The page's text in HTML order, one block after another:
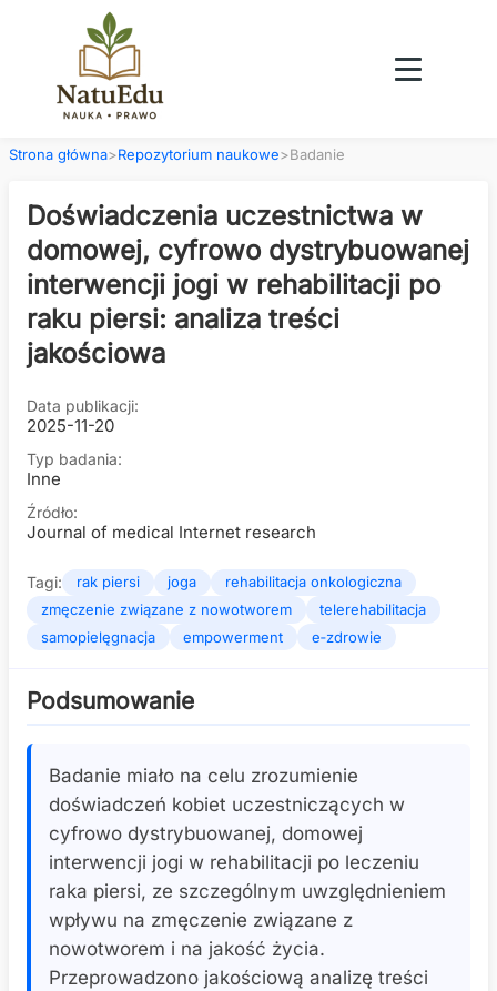
Strona główna>Repozytorium naukowe>Badanie
Doświadczenia uczestnictwa w
domowej, cyfrowo dystrybuowanej
interwencji jogi w rehabilitacji po
raku piersi: analiza treści
jakościowa
Data publikacji:
2025-11-20
Typ badania:
Inne
Źródło:
Journal of medical Internet research
Tagi: rak piersi joga
rehabilitacja onkologiczna
zmęczenie związane z nowotworem
telerehabilitacja
samopielęgnacja
empowerment e‑zdrowie
Podsumowanie
Badanie miało na celu zrozumienie
doświadczeń kobiet uczestniczących w
cyfrowo dystrybuowanej, domowej
interwencji jogi w rehabilitacji po leczeniu
raka piersi, ze szczególnym uwzględnieniem
wpływu na zmęczenie związane z
nowotworem i na jakość życia.
Przeprowadzono jakościową analizę treści